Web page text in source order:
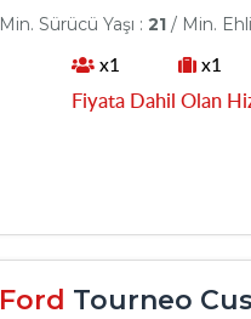
Min. Sürücü Yaşı : 21 / Min.
x1 x1
Fiyata Dahil Olan
Ford Tourneo